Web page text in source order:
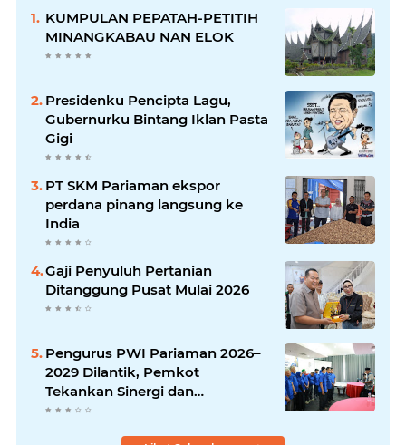
KUMPULAN PEPATAH-PETITIH
MINANGKABAU NAN ELOK
Presidenku Pencipta Lagu,
Gubernurku Bintang Iklan Pasta
Gigi
PT SKM Pariaman ekspor
perdana pinang langsung ke
India
Gaji Penyuluh Pertanian
Ditanggung Pusat Mulai 2026
Pengurus PWI Pariaman 2026–
2029 Dilantik, Pemkot
Tekankan Sinergi dan
Profesionalisme Pers